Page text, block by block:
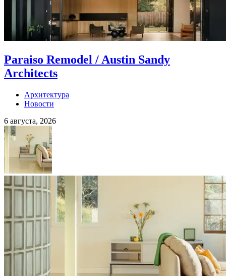
Paraiso Remodel / Austin Sandy
Architects
Архитектура
Новости
6 августа, 2026